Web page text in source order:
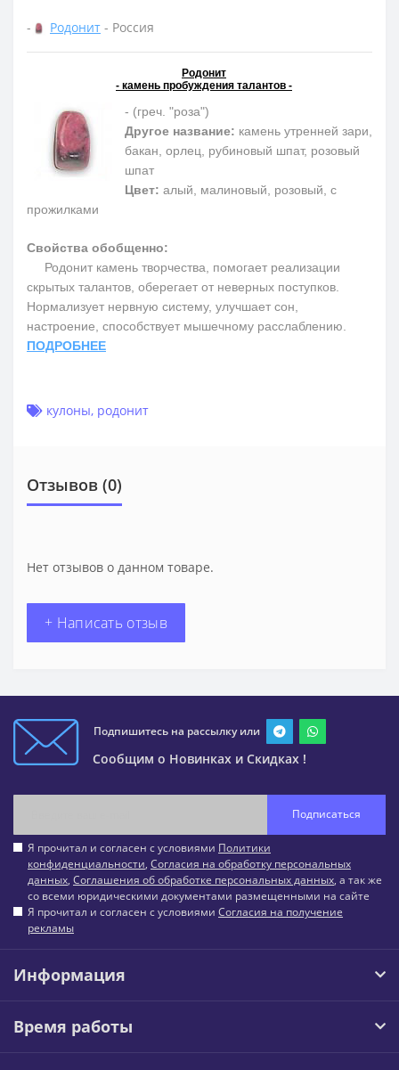
- Родонит - Россия
Родонит
- камень пробуждения талантов -
- (греч. "роза")
Другое название: камень утренней зари,
бакан, орлец, рубиновый шпат, розовый
шпат
Цвет: алый, малиновый, розовый, с
прожилками
Свойства обобщенно:
Родонит камень творчества, помогает реализации
скрытых талантов, оберегает от неверных поступков.
Нормализует нервную систему, улучшает сон,
настроение, способствует мышечному расслаблению.
ПОДРОБНЕЕ
кулоны, родонит
Отзывов (0)
Нет отзывов о данном товаре.
+ Написать отзыв
Подпишитесь на рассылку или
Сообщим о Новинках и Скидках !
Подписаться
Я прочитал и согласен с условиями Политики
конфиденциальности, Согласия на обработку персональных
данных, Соглашения об обработке персональных данных, а так же
со всеми юридическими документами размещенными на сайте
Я прочитал и согласен с условиями Согласия на получение
рекламы
Информация
Время работы